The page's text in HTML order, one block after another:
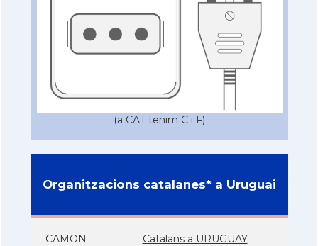
(a CAT tenim C i F)
Organitzacions catalanes* a Uruguai
CAMON Catalans a URUGUAY